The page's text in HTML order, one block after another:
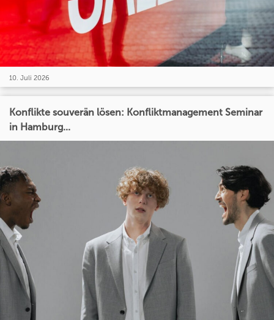
10. Juli 2026
Konflikte souverän lösen: Konfliktmanagement Seminar
in Hamburg...